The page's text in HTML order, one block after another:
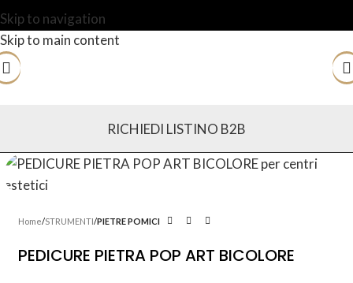
Skip to navigation
Skip to main content
RICHIEDI LISTINO B2B
Home STRUMENTI PIETRE POMICI
PEDICURE PIETRA POP ART BICOLORE